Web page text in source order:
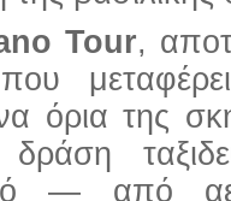
Tour,
όρια της
— από